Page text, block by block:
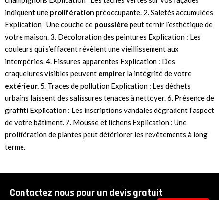
indiquent une prolifération préoccupante. 2. Saletés accumulées
Explication : Une couche de poussière peut ternir l’esthétique de
votre maison. 3. Décoloration des peintures Explication : Les
couleurs qui s’effacent révèlent une vieillissement aux
intempéries. 4. Fissures apparentes Explication : Des
craquelures visibles peuvent empirer la intégrité de votre
extérieur. 5. Traces de pollution Explication : Les déchets
urbains laissent des salissures tenaces à nettoyer. 6. Présence de
graffiti Explication : Les inscriptions vandales dégradent l’aspect
de votre bâtiment. 7. Mousse et lichens Explication : Une
prolifération de plantes peut détériorer les revêtements à long
terme.
Contactez nous pour un devis gratuit